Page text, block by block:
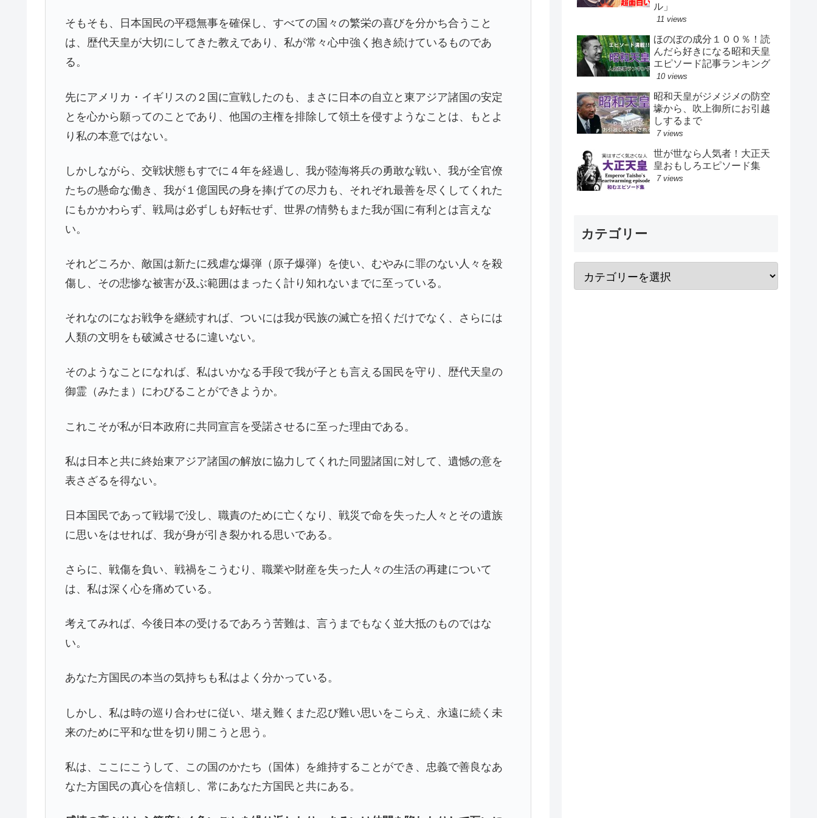
そもそも、日本国民の平穏無事を確保し、すべての国々の繁栄の喜びを分かち合うこと
は、歴代天皇が大切にしてきた教えであり、私が常々心中強く抱き続けているものであ
る。
先にアメリカ・イギリスの２国に宣戦したのも、まさに日本の自立と東アジア諸国の安定
とを心から願ってのことであり、他国の主権を排除して領土を侵すようなことは、もとよ
り私の本意ではない。
しかしながら、交戦状態もすでに４年を経過し、我が陸海将兵の勇敢な戦い、我が全官僚
たちの懸命な働き、我が１億国民の身を捧げての尽力も、それぞれ最善を尽くしてくれた
にもかかわらず、戦局は必ずしも好転せず、世界の情勢もまた我が国に有利とは言えな
い。
それどころか、敵国は新たに残虐な爆弾（原子爆弾）を使い、むやみに罪のない人々を殺
傷し、その悲惨な被害が及ぶ範囲はまったく計り知れないまでに至っている。
それなのになお戦争を継続すれば、ついには我が民族の滅亡を招くだけでなく、さらには
人類の文明をも破滅させるに違いない。
そのようなことになれば、私はいかなる手段で我が子とも言える国民を守り、歴代天皇の
御霊（みたま）にわびることができようか。
これこそが私が日本政府に共同宣言を受諾させるに至った理由である。
私は日本と共に終始東アジア諸国の解放に協力してくれた同盟諸国に対して、遺憾の意を
表さざるを得ない。
日本国民であって戦場で没し、職責のために亡くなり、戦災で命を失った人々とその遺族
に思いをはせれば、我が身が引き裂かれる思いである。
さらに、戦傷を負い、戦禍をこうむり、職業や財産を失った人々の生活の再建について
は、私は深く心を痛めている。
考えてみれば、今後日本の受けるであろう苦難は、言うまでもなく並大抵のものではな
い。
あなた方国民の本当の気持ちも私はよく分かっている。
しかし、私は時の巡り合わせに従い、堪え難くまた忍び難い思いをこらえ、永遠に続く未
来のために平和な世を切り開こうと思う。
私は、ここにこうして、この国のかたち（国体）を維持することができ、忠義で善良なあ
なた方国民の真心を信頼し、常にあなた方国民と共にある。
ル」
11 views
ほのぼの成分１００％！読
んだら好きになる昭和天皇
エピソード記事ランキング
10 views
昭和天皇がジメジメの防空
壕から、吹上御所にお引越
しするまで
7 views
世が世なら人気者！大正天
皇おもしろエピソード集
7 views
カテゴリー